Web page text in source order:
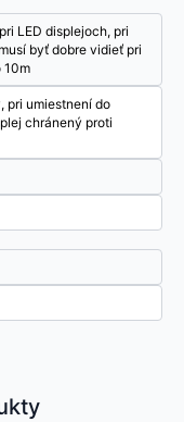
LED displejoch, pri
byť dobre vidieť pri
10m
pri umiestnení do
chránený proti